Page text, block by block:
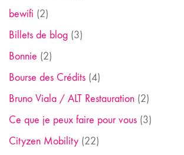
bewifi (2)
Billets de blog (3)
Bonnie (2)
Bourse des Crédits (4)
Bruno Viala / ALT Restauration (2)
Ce que je peux faire pour vous (3)
Cityzen Mobility (22)